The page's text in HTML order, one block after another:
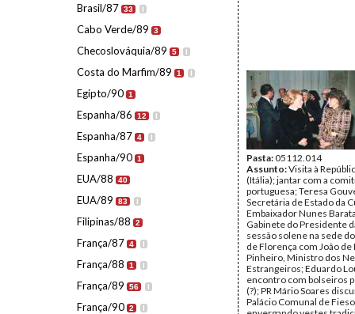
Brasil/87 33 I
Cabo Verde/89 3
Checoslováquia/89 5 I
Costa do Marfim/89 1 I
Egipto/90 1
Espanha/86 12 I
Espanha/87 4 I
Espanha/90 1
EUA/88 40
EUA/89 83 I
Filipinas/88 2
França/87 4 I
França/88 1 I
França/89 56 I
França/90 2 I
Pasta:05112.014
Assunto:Visita à
(Itália); jantar com a
portuguesa; Teresa
Secretária de Estado da
Embaixador Nunes
Gabinete do Presidente
sessão solene na sede
de Florença com João de
Pinheiro, Ministro dos
Estrangeiros; Eduardo
encontro com bolseiros
(?); PR Mário Soares
Palácio Comunal de